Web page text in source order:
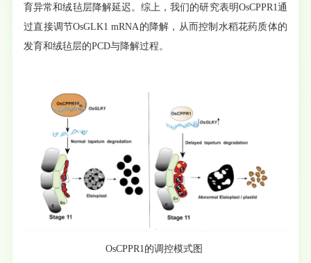
育异常和绒毡层降解延迟。综上，我们的研究表明OsCPPR1通
过直接调节OsGLK1 mRNA的降解，从而控制水稻花药质体的
发育和绒毡层的PCD与降解过程。
OsCPPR1的调控模式图